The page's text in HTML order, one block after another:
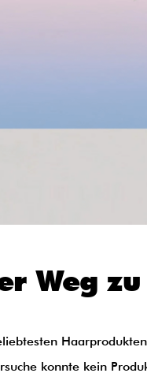
Weg
konnte kein